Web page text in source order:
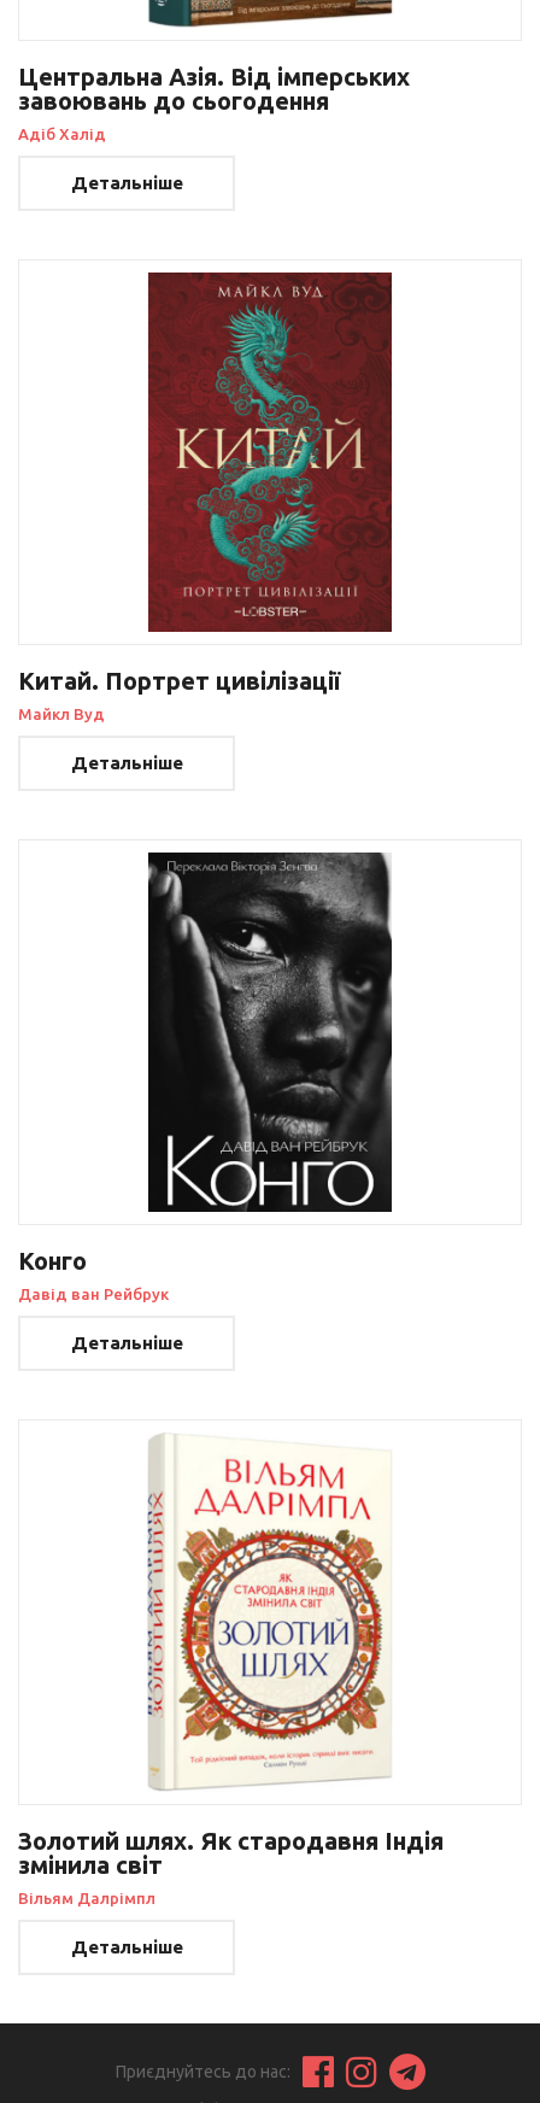
Центральна Азія. Від імперських
завоювань до сьогодення
Адіб Халід
Детальніше
Китай. Портрет цивілізації
Майкл Вуд
Детальніше
Конго
Давід ван Рейбрук
Детальніше
Золотий шлях. Як стародавня Індія
змінила світ
Вільям Далрімпл
Детальніше
Приєднуйтесь до нас: